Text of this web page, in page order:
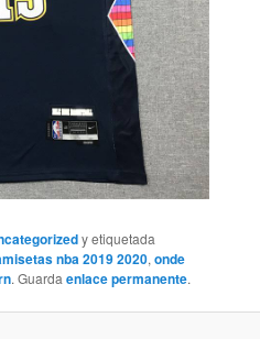
y etiquetada
nba 2019 2020,onde
. Guardaenlace permanente.